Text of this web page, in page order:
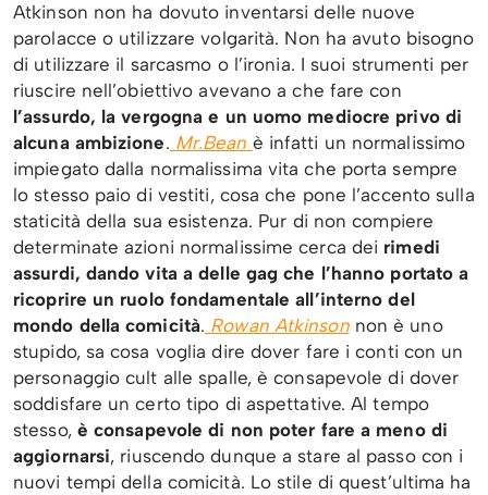
Atkinson non ha dovuto inventarsi delle nuove
parolacce o utilizzare volgarità. Non ha avuto bisogno
di utilizzare il sarcasmo o l’ironia. I suoi strumenti per
riuscire nell’obiettivo avevano a che fare con
l’assurdo, la vergogna e un uomo mediocre privo di
alcuna ambizione. Mr.Bean è infatti un normalissimo
impiegato dalla normalissima vita che porta sempre
lo stesso paio di vestiti, cosa che pone l’accento sulla
staticità della sua esistenza. Pur di non compiere
determinate azioni normalissime cerca dei rimedi
assurdi, dando vita a delle gag che l’hanno portato a
ricoprire un ruolo fondamentale all’interno del
mondo della comicità. Rowan Atkinsonnon è uno
stupido, sa cosa voglia dire dover fare i conti con un
personaggio cult alle spalle, è consapevole di dover
soddisfare un certo tipo di aspettative. Al tempo
stesso, è consapevole di non poter fare a meno di
aggiornarsi, riuscendo dunque a stare al passo con i
nuovi tempi della comicità. Lo stile di quest’ultima ha